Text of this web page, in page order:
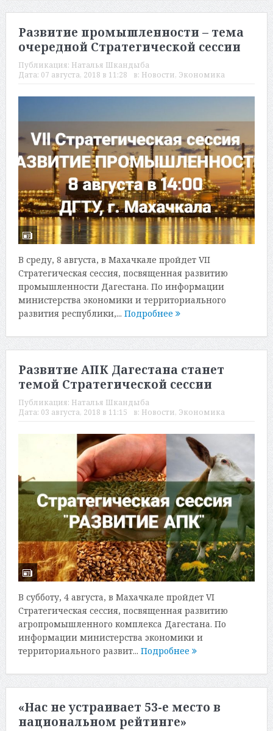
Развитие промышленности – тема
очередной Стратегической сессии
Публикация: Наталья Шкандыба
Дата: 07 августа, 2018 в 11:28 в: Новости, Экономика
В среду, 8 августа, в Махачкале пройдет VII
Стратегическая сессия, посвященная развитию
промышленности Дагестана. По информации
министерства экономики и территориального
развития республики,... Подробнее
Развитие АПК Дагестана станет
темой Стратегической сессии
Публикация: Наталья Шкандыба
Дата: 03 августа, 2018 в 11:15 в: Новости, Экономика
В субботу, 4 августа, в Махачкале пройдет VI
Стратегическая сессия, посвященная развитию
агропромышленного комплекса Дагестана. По
информации министерства экономики и
территориального развит... Подробнее
«Нас не устраивает 53-е место в
национальном рейтинге»